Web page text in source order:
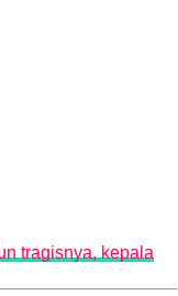
tragisnya, kepala